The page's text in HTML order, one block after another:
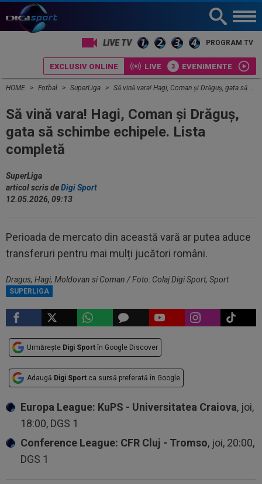
PROGRAM TV
EXCLUSIV ONLINE LIVE EVENIMENTE
HOME Fotbal SuperLiga Să vină vara! Hagi, Coman și Drăguș, gata să schimbe echipele. Lista completă
Să vină vara! Hagi, Coman și Drăguș,
gata să schimbe echipele. Lista
completă
SuperLiga
articol scris deDigi Sport
12.05.2026, 09:13
Perioada de mercato din această vară ar putea aduce
transferuri pentru mai mulți jucători români.
SUPERLIGA
Dragus, Hagi, Moldovan si Coman / Foto: Colaj Digi Sport, Sport
Pictures
Urmărește Digi Sport în Google Discover
Adaugă Digi Sport ca sursă preferată în Google
Europa League: KuPS - Universitatea Craiova, joi,
18:00, DGS 1
Conference League: CFR Cluj - Tromso, joi, 20:00,
DGS 1